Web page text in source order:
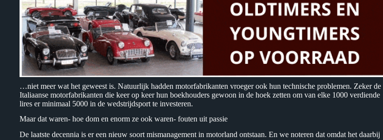
…niet meer wat het geweest is. Natuurlijk hadden motorfabrikanten vroeger ook hun technische problemen. Zeker de
Italiaanse motorfabrikanten die keer op keer hun boekhouders gewoon in de hoek zetten om van elke 1000 verdiende
lires er minimaal 5000 in de wedstrijdsport te investeren.
Maar dat waren- hoe dom en enorm ze ook waren- fouten uit passie
De laatste decennia is er een nieuw soort mismanagement in motorland ontstaan. En we noteren dat omdat het daarbij